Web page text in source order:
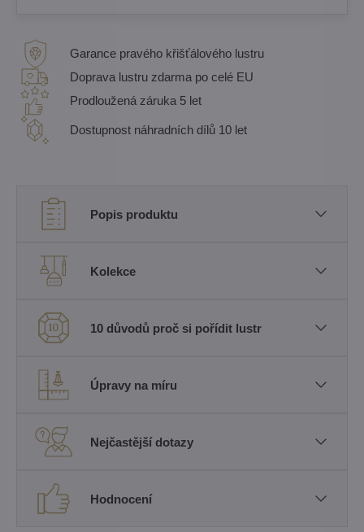
Garance pravého křišťálového lustru
Doprava lustru zdarma po celé EU
Prodloužená záruka 5 let
Dostupnost náhradních dílů 10 let
Popis produktu
Kolekce
10 důvodů proč si pořídit lustr
Úpravy na míru
Nejčastější dotazy
Hodnocení